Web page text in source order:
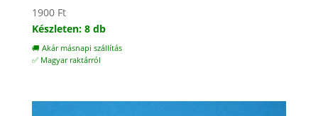
1900 Ft
Készleten: 8 db
🚚 Akár másnapi szállítás
✅ Magyar raktárról